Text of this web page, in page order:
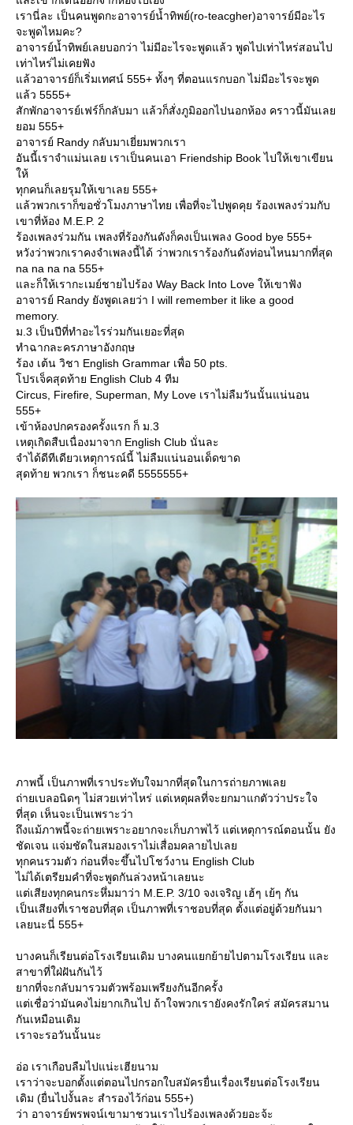
เรานี่ละ เป็นคนพูดกะอาจารย์น้ำทิพย์(ro-teacgher)อาจารย์มีอะไร
จะพูดไหมคะ?
อาจารย์น้ำทิพย์เลยบอกว่า ไม่มีอะไรจะพูดแล้ว พูดไปเท่าไหร่สอนไป
เท่าไหร่ไม่เคยฟัง
ล้วอาจารย์ก็เริ่มเทศน์ 555+ ทั้งๆ ที่ตอนแรกบอก ไม่มีอะไรจะพูด
ล้ว 5555+
สักพักอาจารย์เฟร์ก็กลับมา แล้วก็สั่งภูมิออกไปนอกห้อง คราวนี้มันเล
อม 555+
อาจารย์ Randy กลับมาเยี่ยมพวกเรา
อันนี้เราจำแม่นเลย เราเป็นคนเอา Friendship Book ไปให้เขาเขียน
ห้
ทุกคนก็เลยรุมให้เขาเลย 555+
ล้วพวกเราก็ขอชั่วโมงภาษาไทย เพื่อที่จะไปพูดคุย ร้องเพลงร่วมกับ
เขาที่ห้อง M.E.P. 2
ร้องเพลงร่วมกัน เพลงที่ร้องกันดังก็คงเป็นเพลง Good bye 555+
หวังว่าพวกเราคงจำเพลงนี้ได้ ว่าพวกเราร้องกันดังท่อนไหนมากที่สุด
na na na na 555+
ละก็ให้เรากะเมย์ชายไปร้อง Way Back Into Love ให้เขาฟัง
อาจารย์ Randy ยังพูดเลยว่า I will remember it like a good
memory.
ม.3 เป็นปีที่ทำอะไรร่วมกันเยอะที่สุด
ทำฉากละครภาษาอังกฤษ
ร้อง เต้น วิชา English Grammar เพื่อ 50 pts.
ปรเจ็คสุดท้าย English Club 4 ทีม
Circus, Firefire, Superman, My Love เราไม่ลืมวันนั้นแน่นอน
555+
เข้าห้องปกครองครั้งแรก ก็ ม.3
เหตุเกิดสืบเนื่องมาจาก English Club นั่นละ
จำได้ดีทีเดียวเหตุการณ์นี้ ไม่ลืมแน่นอนเด็ดขาด
สุดท้าย พวกเรา ก็ชนะคดี 5555555+
ภาพนี้ เป็นภาพที่เราประทับใจมากที่สุดในการถ่ายภาพเล
ถ่ายเบลอนิดๆ ไม่สวยเท่าไหร่ แต่เหตุผลที่จะยกมาแกตัวว่าประใจ
ที่สุด เห็นจะเป็นเพราะว่า
ถึงแม้ภาพนี้จะถ่ายเพราะอยากจะเก็บภาพไว้ แต่เหตุการณ์ตอนนั้น ยัง
ชัดเจน แจ่มชัดในสมองเราไม่เสื่อมคลายไปเล
ทุกคนรวมตัว ก่อนที่จะขึ้นไปโชว์งาน English Club
ไม่ได้เตรียมคำที่จะพูดกันล่วงหน้าเลยนะ
ต่เสียงทุกคนกระหึ่มมาว่า M.E.P. 3/10 จงเจริญ เฮ้ๆ เย้ๆ กัน
เป็นเสียงที่เราชอบที่สุด เป็นภาพที่เราชอบที่สุด ตั้งแต่อยู่ด้วยกันมา
เลยนะนี่ 555+
บางคนก็เรียนต่อโรงเรียนเดิม บางคนแยกย้ายไปตามโรงเรียน และ
สาขาที่ใฝ่ฝันกันไว้
ากที่จะกลับมารวมตัวพร้อมเพรียงกันอีกครั้ง
ต่เชื่อว่ามันคงไม่ยากเกินไป ถ้าใจพวกเรายังคงรักใคร่ สมัครสมาน
กันเหมือนเดิม
เราจะรอวันนั้นนะ
อ่อ เราเกือบลืมไปแน่ะเฮียนาม
เราว่าจะบอกตั้งแต่ตอนไปกรอกใบสมัครยื่นเรื่องเรียนต่อโรงเรียน
เดิม (ยื่นไปงั้นละ สำรองไว้ก่อน 555+)
ว่า อาจารย์พรพจน์เขามาชวนเราไปร้องเพลงด้วยอะจ้ะ